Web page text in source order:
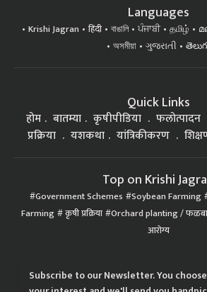
Languages
Krishi Jagran हिंदी বাঙালি ਪੰਜਾਬੀ தமிழ்
অসমীয়া
ગુજરાતી
Quick Links
होम बातम्या कृषीपीडिया फलोत्पादन
प्रक्रिया
यशकथा यांत्रिकीकरण
Top on Krishi
Government Schemes Soybean Farming
Farming कृषी प्रक्रिया Orchard planting /
आरोग्य
Subscribe to our Newsletter. You